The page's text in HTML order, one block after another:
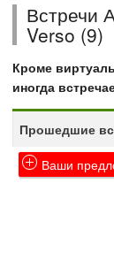
Форумы
Сервисы и
Встречи
Verso (9)
Кроме
иногда
Прошедшие
Ваши